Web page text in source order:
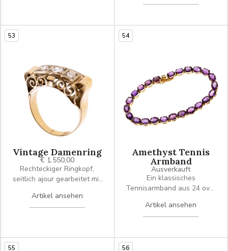
Millégriffe verziert und
Ringkopfes aus
geschwungenen Bändern.
53
Vintage Damenring
€ 1.550,00
Rechteckiger Ringkopf,
seitlich ajour gearbeitet mit
Altschliffdiamanten
(0.12/0.20/0.12 ct) in einer
verziert. Signiert.
Artikel ansehen
54
Amethyst Tennis
Armband
Ausverkauft
Ein klassisches
Tennisarmband aus 24 oval
in Krappenfassungen. Mit
Sicherheitsachter. Signiert
Artikel ansehen
55 56